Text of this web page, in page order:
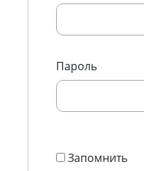
Пароль
Запомнить